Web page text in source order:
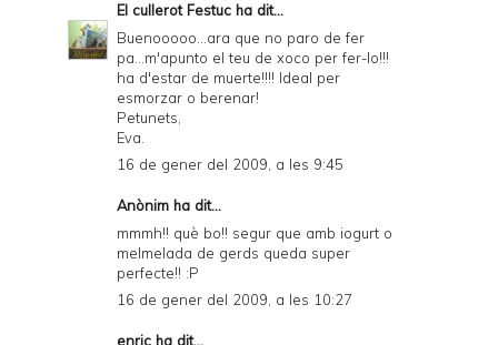
F
El cullerot Festuc ha dit...
Buenooooo...ara que no paro de fer
pa...m'apunto el teu de xoco per fer-lo!!!
ha d'estar de muerte!!!! Ideal per
esmorzar o berenar!
Petunets,
Eva.
16 de gener del 2009, a les 9:45
Anònim ha dit...
mmmh!! què bo!! segur que amb iogurt o
melmelada de gerds queda super
perfecte!! :P
16 de gener del 2009, a les 10:27
enric ha dit...